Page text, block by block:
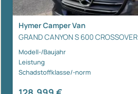
Hymer Camper Van
GRAND CANYON S 600 CROSSOVER
Modell-/Baujahr
Leistung
Schadstoffklasse/-norm